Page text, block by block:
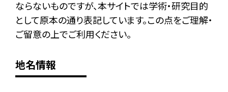
ならないものですが、本サイトでは学術・研究目的
として原本の通り表記しています。この点をご理解・
ご留意の上でご利用ください。
地名情報